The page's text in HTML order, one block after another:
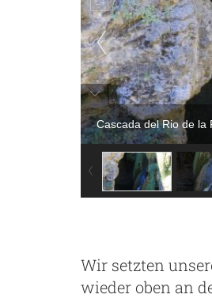
Cascada del Rio de la
Wir setzten
wieder oben an